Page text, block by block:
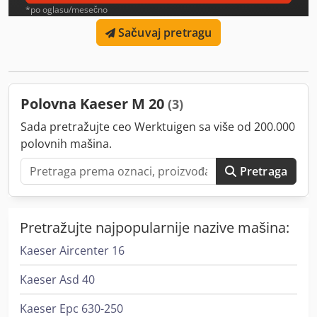
*po oglasu/mesečno
Sačuvaj pretragu
Polovna Kaeser M 20 (3)
Sada pretražujte ceo Werktuigen sa više od 200.000
polovnih mašina.
Pretraga
Pretražujte najpopularnije nazive mašina:
Kaeser Aircenter 16
Kaeser Asd 40
Kaeser Epc 630-250